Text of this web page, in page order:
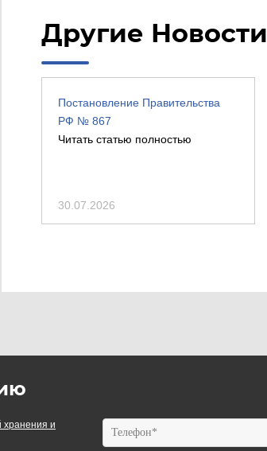
Другие Новости
Постановление Правительства
РФ № 867
Читать статью полностью
30.07.2026
хранения и